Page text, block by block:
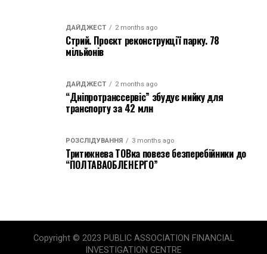
ДАЙДЖЕСТ 2 months ago
Стрий. Проєкт реконструкції парку. 78
мільйонів
ДАЙДЖЕСТ 2 months ago
“Дніпротранссервіс” збудує мийку для
транспорту за 42 млн
РОЗСЛІДУВАННЯ 3 months ago
Тритижнева ТОВка повезе безперебійники до
“ПОЛТАВАОБЛЕНЕРГО”
Copyright © 2023 PUBLIC ASSOCIATION FINANCIAL
INVESTIGATION CENTRE